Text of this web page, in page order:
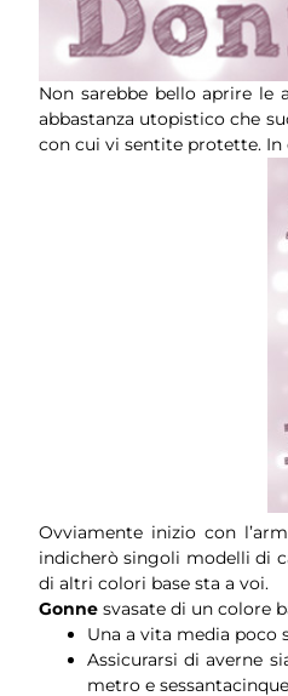
Non sarebbe bello aprire le
abbastanza utopistico che
con cui vi sentite protette.
Ovviamente inizio con
indicherò singoli modelli di
di altri colori base sta a voi.
Gonne svasate di un colore
Una a vita media poco
Assicurarsi di averne
metro e